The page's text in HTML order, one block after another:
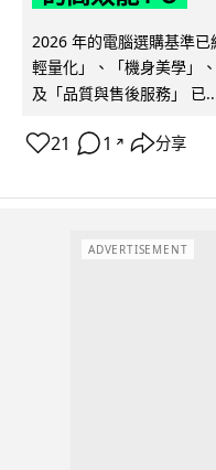
2026 年的電腦選購基準
輕量化」、「機身美學」
及「品質與售後服務」 已
21 1 ↗ 分享
ADVERTISEMENT